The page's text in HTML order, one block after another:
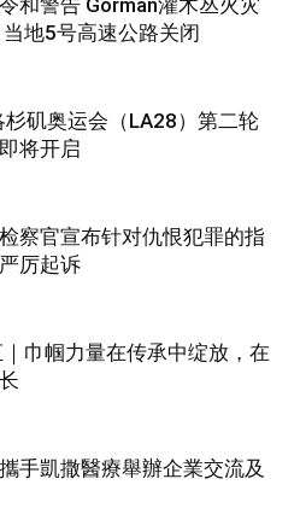
和警告 Gorman灌木丛火灾
地5号高速公路关闭
矶奥运会（LA28）第二轮
将开启
察官宣布针对仇恨犯罪的指
厉起诉
｜巾帼力量在传承中绽放，在
手凱撒醫療舉辦企業交流及